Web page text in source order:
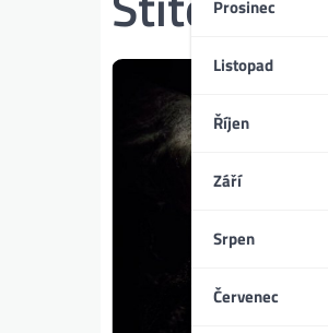
Prosinec
Listopad
Říjen
Září
Srpen
Červenec